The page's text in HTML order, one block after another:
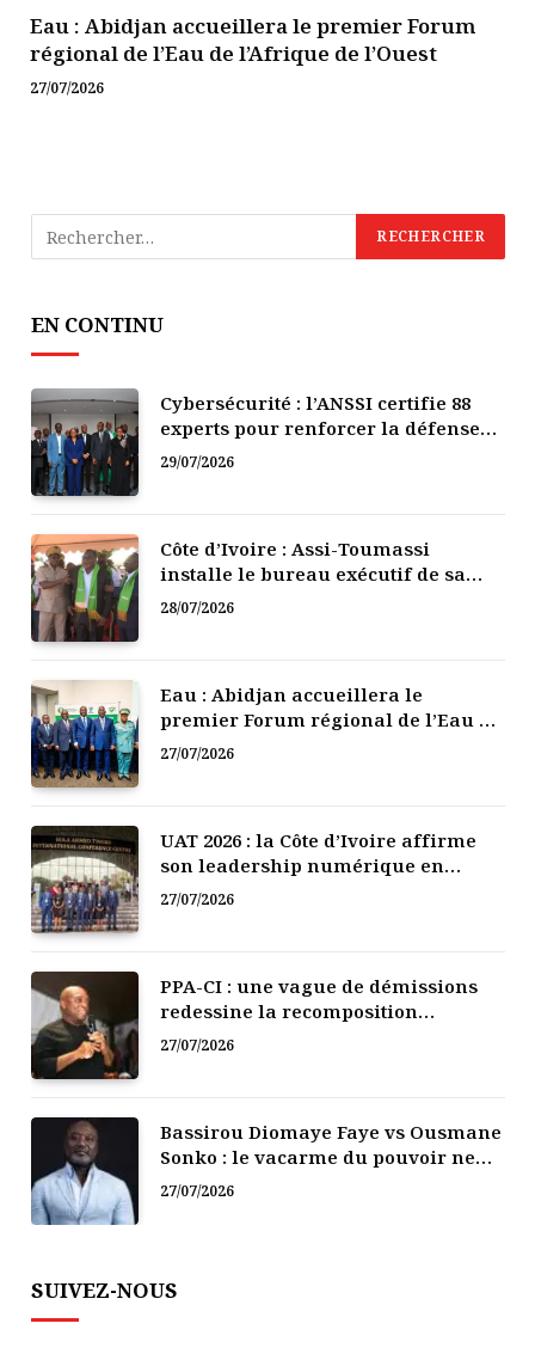
Eau : Abidjan accueillera le premier Forum
régional de l’Eau de l’Afrique de l’Ouest
27/07/2026
EN CONTINU
Cybersécurité : l’ANSSI certifie 88
experts pour renforcer la défense
numérique de la Côte d’Ivoire
29/07/2026
Côte d’Ivoire : Assi-Toumassi
installe le bureau exécutif de sa
mutuelle de développement
28/07/2026
Eau : Abidjan accueillera le
premier Forum régional de l’Eau de
l’Afrique de l’Ouest
27/07/2026
UAT 2026 : la Côte d’Ivoire affirme
son leadership numérique en
Afrique
27/07/2026
PPA-CI : une vague de démissions
redessine la recomposition
politique
27/07/2026
Bassirou Diomaye Faye vs Ousmane
Sonko : le vacarme du pouvoir ne
doit pas faire oublier les liens de la
27/07/2026
SUIVEZ-NOUS